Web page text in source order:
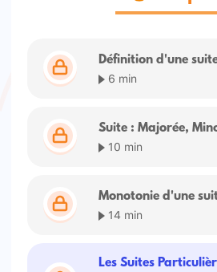
Définition d'une
6 min
Suite : Majorée,
10 min
Monotonie d'une
14 min
Les Suites